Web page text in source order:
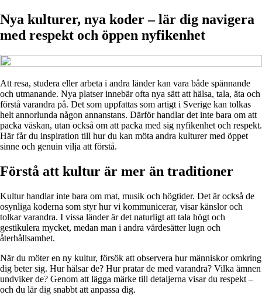
Nya kulturer, nya koder – lär dig navigera
med respekt och öppen nyfikenhet
Att resa, studera eller arbeta i andra länder kan vara både spännande
och utmanande. Nya platser innebär ofta nya sätt att hälsa, tala, äta och
förstå varandra på. Det som uppfattas som artigt i Sverige kan tolkas
helt annorlunda någon annanstans. Därför handlar det inte bara om att
packa väskan, utan också om att packa med sig nyfikenhet och respekt.
Här får du inspiration till hur du kan möta andra kulturer med öppet
sinne och genuin vilja att förstå.
Förstå att kultur är mer än traditioner
Kultur handlar inte bara om mat, musik och högtider. Det är också de
osynliga koderna som styr hur vi kommunicerar, visar känslor och
tolkar varandra. I vissa länder är det naturligt att tala högt och
gestikulera mycket, medan man i andra värdesätter lugn och
återhållsamhet.
När du möter en ny kultur, försök att observera hur människor omkring
dig beter sig. Hur hälsar de? Hur pratar de med varandra? Vilka ämnen
undviker de? Genom att lägga märke till detaljerna visar du respekt –
och du lär dig snabbt att anpassa dig.